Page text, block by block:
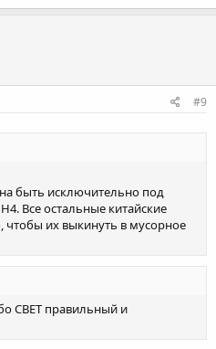
#9
быть исключительно под
Все остальные китайские
их выкинуть в мусорное
СВЕТ правильный и